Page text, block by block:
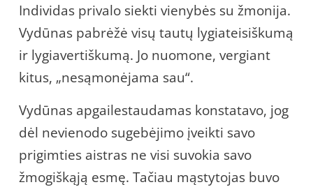
Individas privalo siekti vienybės su žmonija.
Vydūnas pabrėžė visų tautų lygiateisiškumą
ir lygiavertiškumą. Jo nuomone, vergiant
kitus, „nesąmonėjama sau“.
Vydūnas apgailestaudamas konstatavo, jog
dėl nevienodo sugebėjimo įveikti savo
prigimties aistras ne visi suvokia savo
žmogiškąją esmę. Tačiau mąstytojas buvo